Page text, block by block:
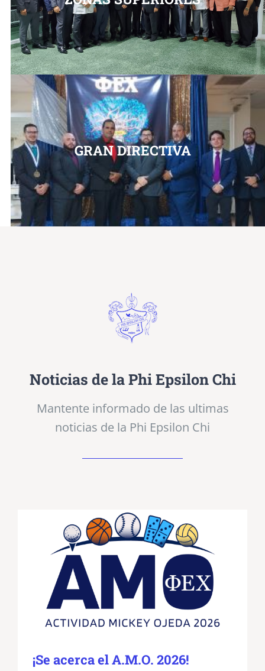
GRAN DIRECTIVA
Noticias de la Phi Epsilon Chi
Mantente informado de las ultimas
noticias de la Phi Epsilon Chi
¡Se acerca el A.M.O. 2026!